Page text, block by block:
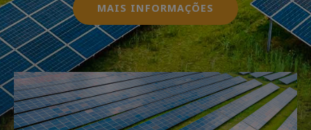
MAIS INFORMAÇÕES